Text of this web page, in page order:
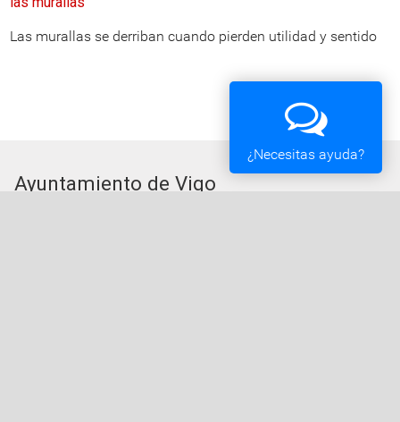
Las murallas se derriban cuando pierden utilidad y sentido
Ayuntamiento de Vigo
¿Necesitas ayuda?